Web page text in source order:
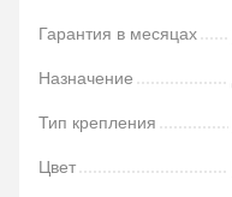
Гарантия в месяцах
Назначение
Тип крепления
Цвет